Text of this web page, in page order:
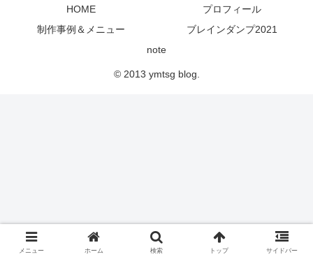
HOME
プロフィール
制作事例＆メニュー
ブレインダンプ2021
note
© 2013 ymtsg blog.
メニュー ホーム 検索 トップ サイドバー